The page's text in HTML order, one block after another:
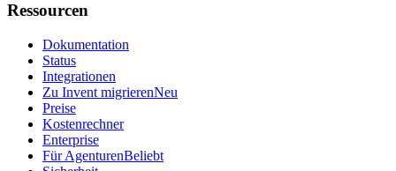
Ressourcen
Dokumentation
Status
Integrationen
Zu Invent migrierenNeu
Preise
Kostenrechner
Enterprise
Für AgenturenBeliebt